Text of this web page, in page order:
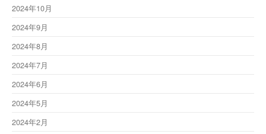
2024年10月
2024年9月
2024年8月
2024年7月
2024年6月
2024年5月
2024年2月